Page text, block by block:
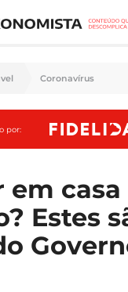
Pessoais
Coronavírus
por:
em
Estes